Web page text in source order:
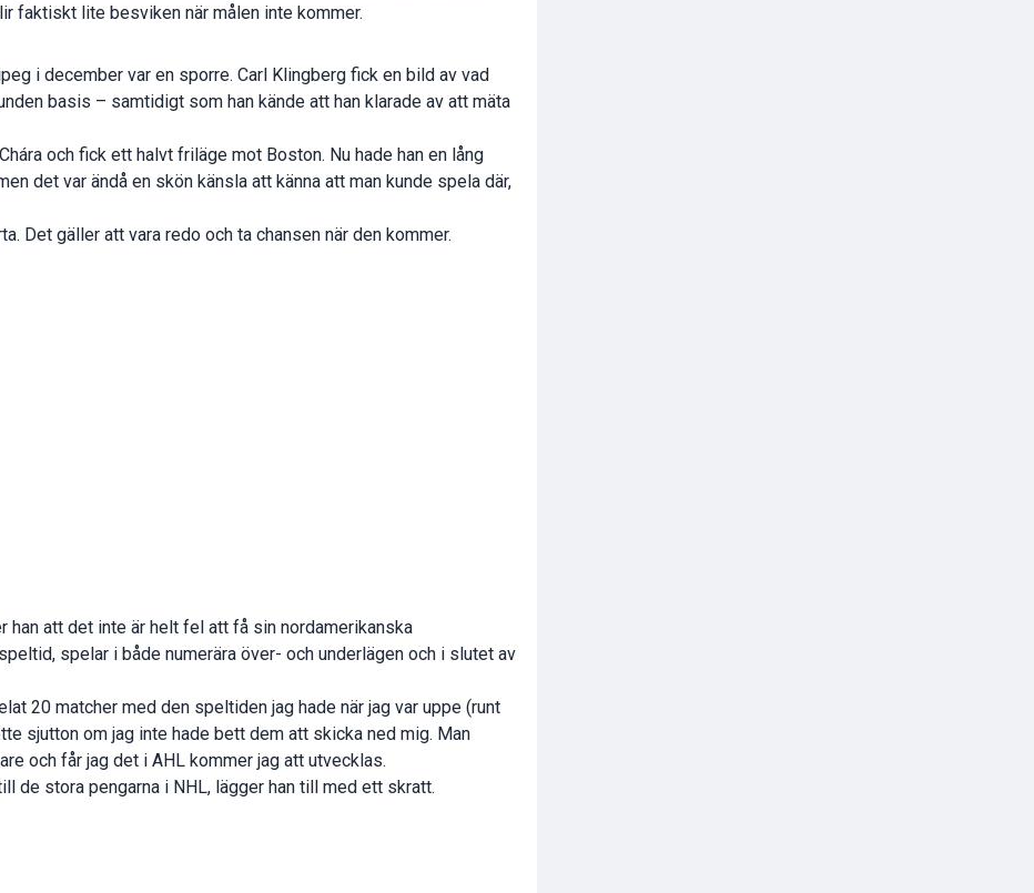
faktiskt lite besviken när målen inte kommer.
i december var en sporre. Carl Klingberg fick en bild av vad
basis – samtidigt som han kände att han klarade av att mäta
och fick ett halvt friläge mot Boston. Nu hade han en lång
det var ändå en skön känsla att känna att man kunde spela där,
Det gäller att vara redo och ta chansen när den kommer.
han att det inte är helt fel att få sin nordamerikanska
spelar i både numerära över- och underlägen och i slutet av
20 matcher med den speltiden jag hade när jag var uppe (runt
sjutton om jag inte hade bett dem att skicka ned mig. Man
och får jag det i AHL kommer jag att utvecklas.
de stora pengarna i NHL, lägger han till med ett skratt.